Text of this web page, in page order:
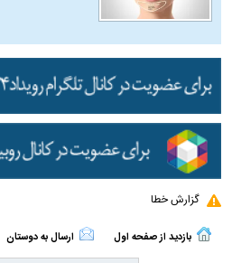
گزارش خطا
بازدید از صفحه اول ارسال به دوستان